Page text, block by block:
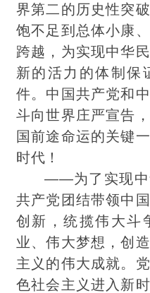
界第二的历史性突
饱不足到总体小康
跨越，为实现中华
新的活力的体制保
件。中国共产党和
斗向世界庄严宣告
国前途命运的关键
时代！
——为了实现中
共产党团结带领中
创新，统揽伟大斗
业、伟大梦想，创
主义的伟大成就。
色社会主义进入新